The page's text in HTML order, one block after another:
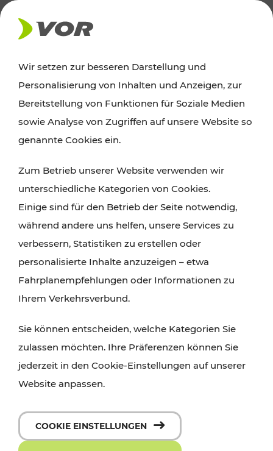
AKTUELLES
Ausflugstipps
Wien, Niederösterreich und das Burgenland
Wanderungen, Kultur und Gastronomie,
Radtouren oder purer Naturgenuss – viele
Attraktionen sind mit den Ticket- und Fahrplan-
Angeboten des VOR gut und schnell erreichbar.
Wir setzen zur besseren Darstellung und
Personalisierung von Inhalten und Anzeigen, zur
Bereitstellung von Funktionen für Soziale Medien
sowie Analyse von Zugriffen auf unsere Website so
genannte Cookies ein.
Zum Betrieb unserer Website verwenden wir
unterschiedliche Kategorien von Cookies.
Einige sind für den Betrieb der Seite notwendig,
während andere uns helfen, unsere Services zu
verbessern, Statistiken zu erstellen oder
personalisierte Inhalte anzuzeigen – etwa
Fahrplanempfehlungen oder Informationen zu
Ihrem Verkehrsverbund.
Sie können entscheiden, welche Kategorien Sie
zulassen möchten. Ihre Präferenzen können Sie
jederzeit in den Cookie-Einstellungen auf unserer
Website anpassen.
COOKIE EINSTELLUNGEN